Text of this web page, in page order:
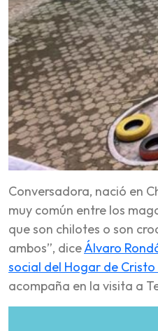
Conversadora, nació en
muy común entre los
que son chilotes o son
ambos”, diceÁlvaro
social del Hogar de
acompaña en la visita a